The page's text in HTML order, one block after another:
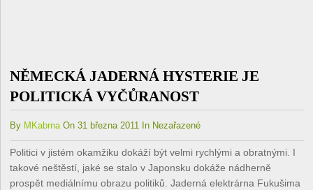
NĚMECKÁ JADERNÁ HYSTERIE JE
POLITICKÁ VYČŮRANOST
By MKabrna On 31 března 2011 In Nezařazené
Politici v jistém okamžiku dokáží být velmi rychlými a obratnými. I
takové neštěstí, jaké se stalo v Japonsku dokáže nádherně
prospět mediálnímu obrazu politiků. Jaderná elektrárna Fukušima